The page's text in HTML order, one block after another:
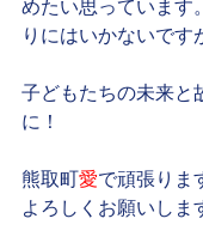
めたい思っています
りにはいかないです
子どもたちの未来と
に！
熊取町愛で頑張りま
よろしくお願いしま